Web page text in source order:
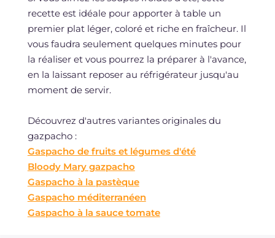
recette est idéale pour apporter à table un
premier plat léger, coloré et riche en fraîcheur. Il
vous faudra seulement quelques minutes pour
la réaliser et vous pourrez la préparer à l'avance,
en la laissant reposer au réfrigérateur jusqu'au
moment de servir.
Découvrez d'autres variantes originales du
gazpacho :
Gaspacho de fruits et légumes d'été
Bloody Mary gazpacho
Gaspacho à la pastèque
Gaspacho méditerranéen
Gaspacho à la sauce tomate